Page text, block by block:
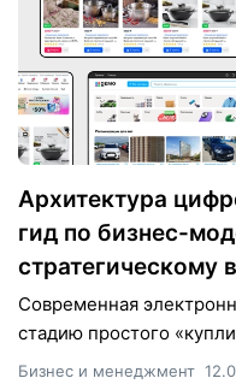
Архитектура
гид по бизнес-
стратегическому
Современная
стадию простого
Бизнес и менеджмент